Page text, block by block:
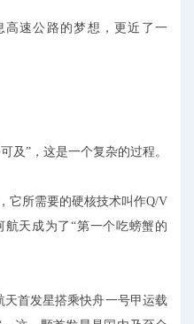
高速公路的梦想，更近了一
及”，这是一个复杂的过程。
它所需要的硬核技术叫作Q/V
天成为了“第一个吃螃蟹的
天首发星搭乘快舟一号甲运载